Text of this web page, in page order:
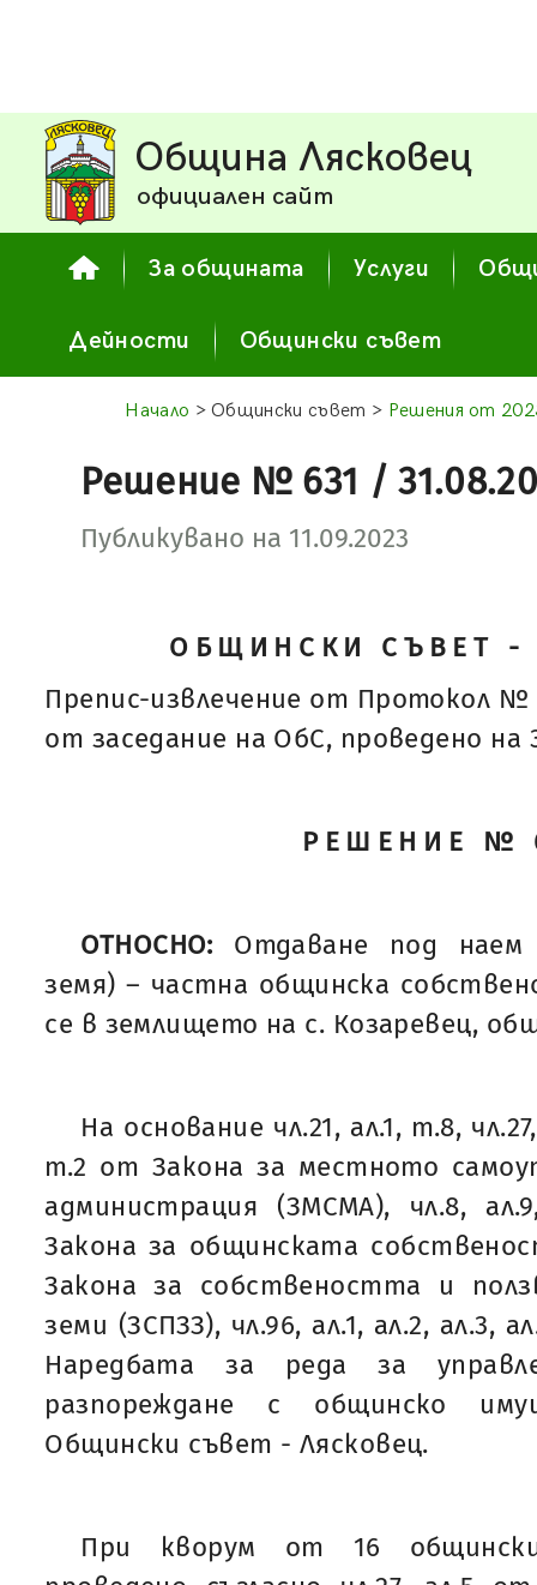
Община Лясковец
официален сайт
За общината Услуги
Дейности Общински съвет
Начало > Общински съвет > Решения от
Решение № 631 /
Публикувано на 11.09.2023
ОБЩИНСКИ СЪВЕТ -
Препис-извлечение от Протокол №
от заседание на ОбС, проведено на
РЕШЕНИЕ №
ОТНОСНО: Отдаване под наем
земя) – частна общинска
се в землището на с. Козаревец,
На основание чл.21, ал.1, т.8,
т.2 от Закона за местното
администрация (ЗМСМА), чл.8,
Закона за общинската
Закона за собствеността и
земи (ЗСПЗЗ), чл.96, ал.1, ал.2, ал.3,
Наредбата за реда за
разпореждане с общинско
Общински съвет - Лясковец.
При кворум от 16